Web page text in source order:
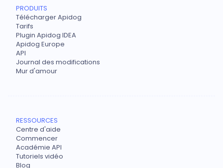
PRODUITS
Télécharger Apidog
Tarifs
Plugin Apidog IDEA
Apidog Europe
API
Journal des modifications
Mur d'amour
RESSOURCES
Centre d'aide
Commencer
Académie API
Tutoriels vidéo
Blog